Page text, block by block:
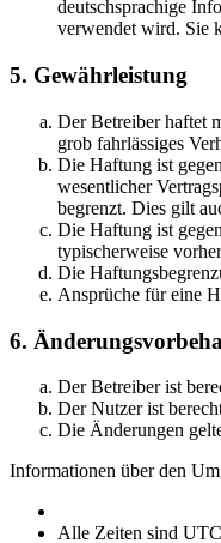
deutschsprachige
verwendet wird. Sie
5. Gewährleistung
Der Betreiber haftet
grob fahrlässiges
Die Haftung ist
wesentlicher
begrenzt. Dies gilt
Die Haftung ist
typischerweise
Die
Ansprüche für eine
6.
Der Betreiber ist
Der Nutzer ist
Die Änderungen
Informationen über den
Alle Zeiten sind